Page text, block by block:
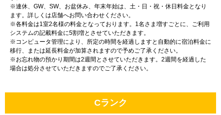
※連休、GW、SW、お盆休み、年末年始は、土・日・祝・休日料金となり
ます。詳しくは店舗へお問い合わせください。
※各料金は1室2名様の料金となっております。1名さま増すごとに、ご利用
システムの記載料金に5割増とさせていただきます。
※コンピュータ管理により、所定の時間を経過しますと自動的に宿泊料金に
移行、または延長料金が加算されますので予めご了承ください。
※お忘れ物の預かり期間は2週間とさせていただきます。2週間を経過した
場合は処分させていただきますのでご了承ください。
Cランク